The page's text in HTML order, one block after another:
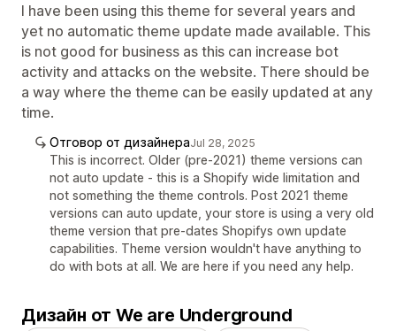
I have been using this theme for several years and
yet no automatic theme update made available. This
is not good for business as this can increase bot
activity and attacks on the website. There should be
a way where the theme can be easily updated at any
time.
Отговор от дизайнераJul 28, 2025
This is incorrect. Older (pre-2021) theme versions can
not auto update - this is a Shopify wide limitation and
not something the theme controls. Post 2021 theme
versions can auto update, your store is using a very old
theme version that pre-dates Shopifys own update
capabilities. Theme version wouldn't have anything to
do with bots at all. We are here if you need any help.
Дизайн от We are Underground